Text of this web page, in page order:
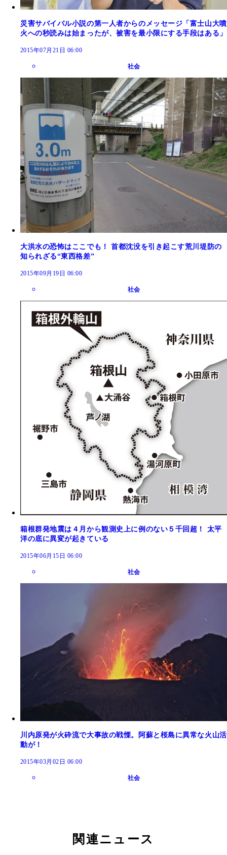
災害サバイバル小説の第一人者からのメッセージ「富士山大噴
火への秒読みは始まったが、被害を最小限にする手段はある」
2015年07月21日 06:00
社会
大洪水の恐怖はここでも！ 首都沈没を引き起こす荒川堤防の
知られざる“東西格差”
2015年09月19日 06:00
社会
箱根群発地震は４月から観測史上に例のない５千回超！ 太平
洋の底に異変が起きている
2015年06月15日 06:00
社会
川内原発が火砕流で大事故の戦慄。阿蘇と桜島に異常な火山活
動が！
2015年03月02日 06:00
社会
関連ニュース